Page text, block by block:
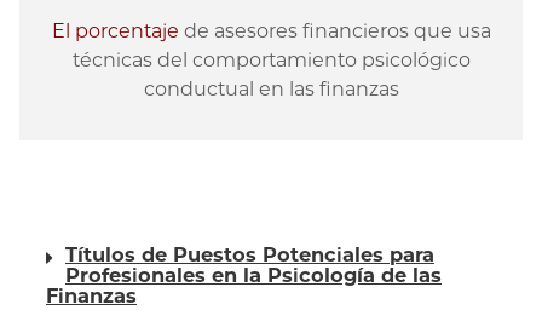
El porcentaje de asesores financieros que usa
técnicas del comportamiento psicológico
conductual en las finanzas
Títulos de Puestos Potenciales para
Profesionales en la Psicología de las
Finanzas